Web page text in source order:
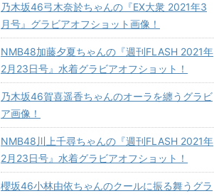
乃木坂46弓木奈於ちゃんの『EX大衆 2021年3
月号』グラビアオフショット画像！
NMB48加藤夕夏ちゃんの『週刊FLASH 2021年
2月23日号』水着グラビアオフショット！
乃木坂46賀喜遥香ちゃんのオーラを纏うグラビ
ア画像！
NMB48川上千尋ちゃんの『週刊FLASH 2021年
2月23日号』水着グラビアオフショット！
櫻坂46小林由依ちゃんのクールに振る舞うグラ